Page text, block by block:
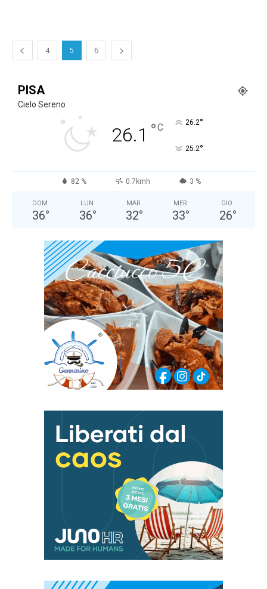
4 5 6
PISA
Cielo Sereno
26.1 °C 26.2°
25.2°
82 % 0.7kmh 3 %
DOM
36°
LUN
36°
MAR
32°
MER
33°
GIO
26°